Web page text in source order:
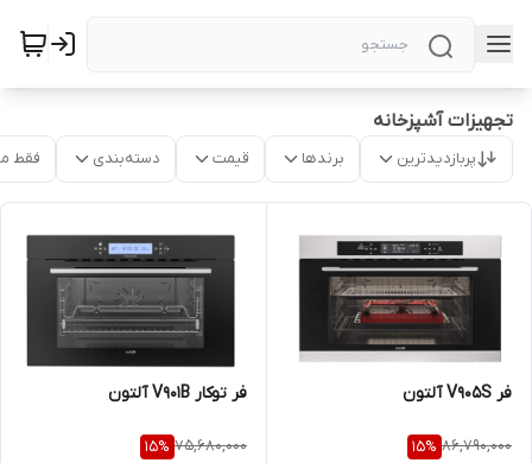
تجهیزات آشپزخانه
پربازدیدترین برندها قیمت دسته‌بندی فقط
فر V905S آلتون
86,790,000
15%
فر توکار V901B آلتون
75,680,000
15%